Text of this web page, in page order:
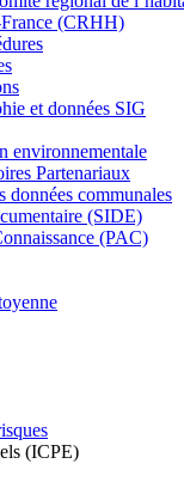
(CRHH)
et données SIG
environnementale
Partenariaux
données communales
(SIDE)
(PAC)
(ICPE)